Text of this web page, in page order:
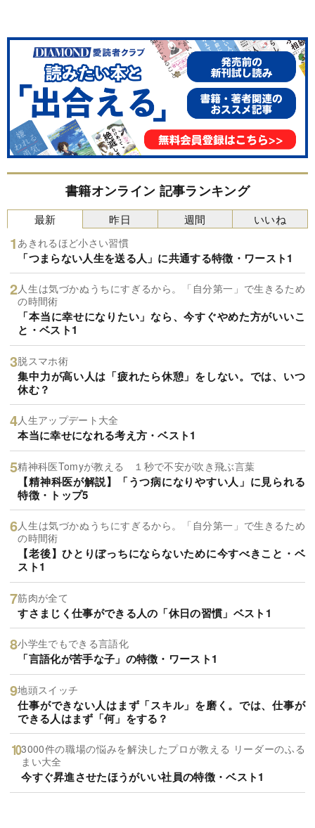
書籍オンライン 記事ランキング
最新
あきれるほど小さい習慣
「つまらない人生を送る人」に共通する特徴・ワースト1
人生は気づかぬうちにすぎるから。「自分第一」で生きるため
の時間術
「本当に幸せになりたい」なら、今すぐやめた方がいいこ
と・ベスト1
脱スマホ術
集中力が高い人は「疲れたら休憩」をしない。では、いつ
休む？
人生アップデート大全
本当に幸せになれる考え方・ベスト1
精神科医Tomyが教える １秒で不安が吹き飛ぶ言葉
【精神科医が解説】「うつ病になりやすい人」に見られる
特徴・トップ5
人生は気づかぬうちにすぎるから。「自分第一」で生きるため
の時間術
【老後】ひとりぼっちにならないために今すべきこと・ベ
スト1
筋肉が全て
すさまじく仕事ができる人の「休日の習慣」ベスト1
小学生でもできる言語化
「言語化が苦手な子」の特徴・ワースト1
地頭スイッチ
仕事ができない人はまず「スキル」を磨く。では、仕事が
できる人はまず「何」をする？
3000件の職場の悩みを解決したプロが教える リーダーのふる
まい大全
今すぐ昇進させたほうがいい社員の特徴・ベスト1
昨日 週間 いいね